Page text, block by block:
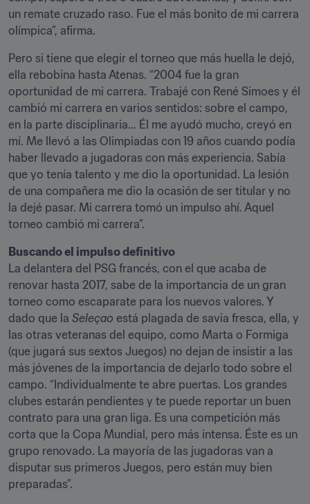
un remate cruzado raso. Fue el más bonito de mi carrera
olímpica”, afirma.
Pero si tiene que elegir el torneo que más huella le dejó,
ella rebobina hasta Atenas. “2004 fue la gran
oportunidad de mi carrera. Trabajé con René Simoes y él
cambió mi carrera en varios sentidos: sobre el campo,
en la parte disciplinaria... Él me ayudó mucho, creyó en
mí. Me llevó a las Olimpiadas con 19 años cuando podía
haber llevado a jugadoras con más experiencia. Sabía
que yo tenía talento y me dio la oportunidad. La lesión
de una compañera me dio la ocasión de ser titular y no
la dejé pasar. Mi carrera tomó un impulso ahí. Aquel
torneo cambió mi carrera”.
Buscando el impulso definitivo
La delantera del PSG francés, con el que acaba de
renovar hasta 2017, sabe de la importancia de un gran
torneo como escaparate para los nuevos valores. Y
dado que la Seleçao está plagada de savia fresca, ella, y
las otras veteranas del equipo, como Marta o Formiga
(que jugará sus sextos Juegos) no dejan de insistir a las
más jóvenes de la importancia de dejarlo todo sobre el
campo. “Individualmente te abre puertas. Los grandes
clubes estarán pendientes y te puede reportar un buen
contrato para una gran liga. Es una competición más
corta que la Copa Mundial, pero más intensa. Éste es un
grupo renovado. La mayoría de las jugadoras van a
disputar sus primeros Juegos, pero están muy bien
preparadas”.